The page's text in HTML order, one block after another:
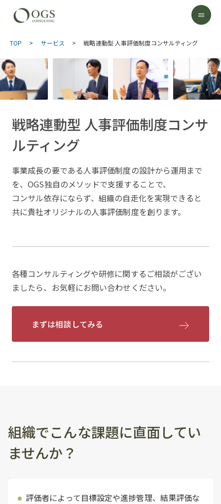
TOP > サービス > 戦略連動型 人事評価制度コンサルティング
戦略連動型 人事評価制度コンサ
ルティング
事業成長の要である人事評価制度の設計から運用まで
を、OGS独自のメソッドで支援することで、
コンサル依存にならず、組織の自走化を実現できると
共に貴社オリジナルの人事評価制度を創ります。
各種コンサルティングや研修に関するご相談がござい
ましたら、お気軽にお問い合わせください。
まずは相談してみる
組織でこんな課題に直面してい
ませんか？
評価者によって目標設定や進捗管理、結果評価な